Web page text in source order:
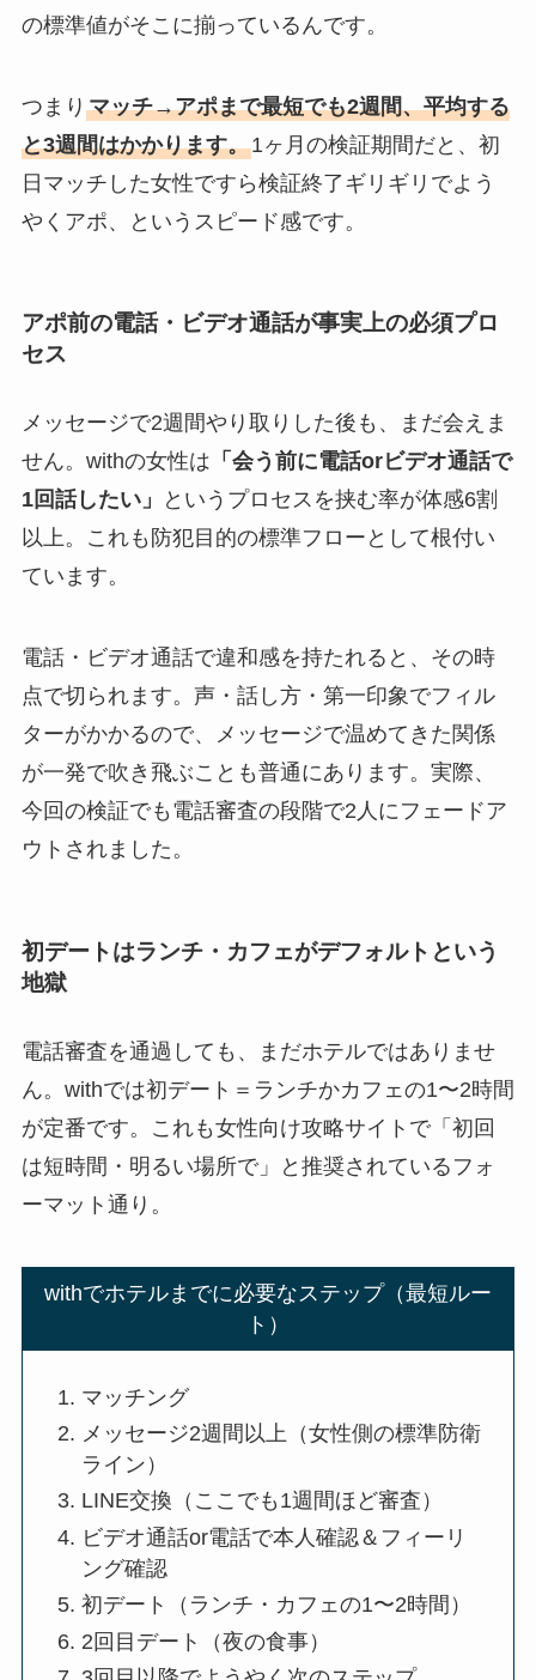
の標準値がそこに揃っているんです。
つまり マッチ→アポまで最短でも2週間、平均する
と3週間はかかります。1ヶ月の検証期間だと、初
日マッチした女性ですら検証終了ギリギリでよう
やくアポ、というスピード感です。
アポ前の電話・ビデオ通話が事実上の必須プロ
セス
メッセージで2週間やり取りした後も、まだ会えま
せん。withの女性は 「会う前に電話orビデオ通話で
1回話したい」
というプロセスを挟む率が体感6割
以上。これも防犯目的の標準フローとして根付い
ています。
電話・ビデオ通話で違和感を持たれると、その時
点で切られます。声・話し方・第一印象でフィル
ターがかかるので、メッセージで温めてきた関係
が一発で吹き飛ぶことも普通にあります。実際、
今回の検証でも電話審査の段階で2人にフェードア
ウトされました。
初デートはランチ・カフェがデフォルトという
地獄
電話審査を通過しても、まだホテルではありませ
ん。withでは初デート＝ランチかカフェの1〜2時間
が定番です。これも女性向け攻略サイトで「初回
は短時間・明るい場所で」と推奨されているフォ
ーマット通り。
withでホテルまでに必要なステップ（最短ルー
ト）
マッチング
メッセージ2週間以上（女性側の標準防衛
ライン）
LINE交換（ここでも1週間ほど審査）
ビデオ通話or電話で本人確認＆フィーリ
ング確認
初デート（ランチ・カフェの1〜2時間）
2回目デート（夜の食事）